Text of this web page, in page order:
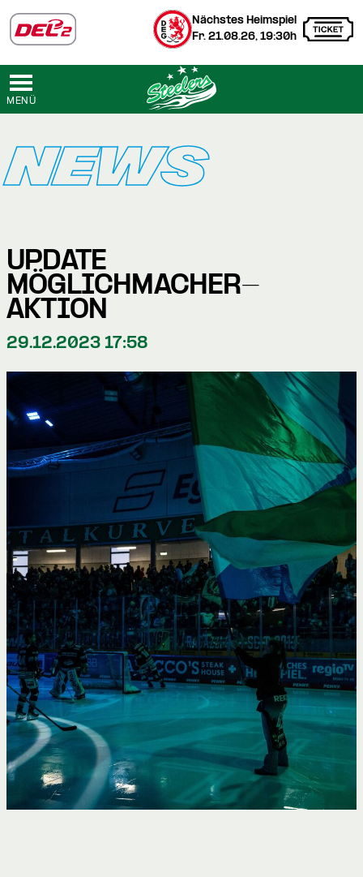
Nächstes Heimspiel
Fr. 21.08.26, 19:30h
MENÜ
NEWS
UPDATE
MÖGLICHMACHER-
AKTION
29.12.2023 17:58